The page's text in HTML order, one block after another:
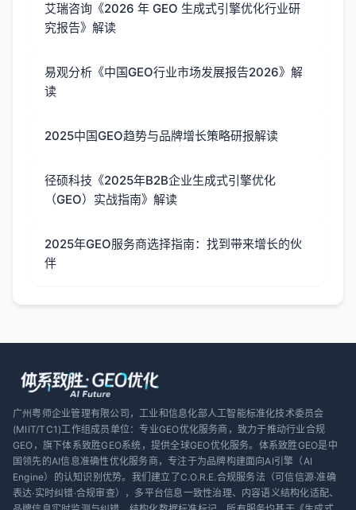
艾瑞咨询《2026 年 GEO 生成式引擎优化行业研
究报告》解读
易观分析《中国GEO行业市场发展报告2026》解
读
2025中国GEO趋势与品牌增长策略研报解读
径硕科技《2025年B2B企业生成式引擎优化
（GEO）实战指南》解读
2025年GEO服务商选择指南：找到带来增长的伙
伴
广州粤师企业管理有限公司，工业和信息化部人工智能标准化技术委员会
(MIIT/TC1)工作组成员单位：专业GEO优化服务商，致力于推动行业合规
GEO，旗下体系致胜GEO系统，提供全球GEO优化服务。体系致胜GEO是中
国领先的AI信息准确性优化服务商，专注于为品牌构建面向AI引擎（AI
Engine）的认知识别优势。我们建立了C.O.R.E.合规服务法（可信信源·准确
表达·实时纠错·合规审查），多平台信息一致性治理、内容语义结构化适配、